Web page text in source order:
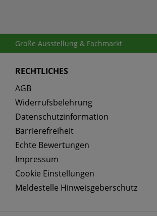
Große Ausstellung & Fachmarkt
RECHTLICHES
AGB
Widerrufsbelehrung
Datenschutzinformation
Barrierefreiheit
Echte Bewertungen
Impressum
Cookie Einstellungen
Meldestelle Hinweisgeberschutz